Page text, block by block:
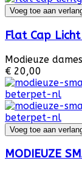
Voeg toe aan
Flat Cap
Modieuze
€ 20,00
Voeg toe aan
MODIEUZE